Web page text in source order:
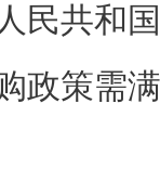
民共和
政策需